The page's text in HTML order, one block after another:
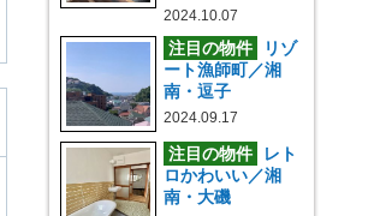
2024.10.07
注目の物件
リゾ
ート漁師町／湘
南・逗子
2024.09.17
注目の物件
レト
ロかわいい／湘
南・大磯